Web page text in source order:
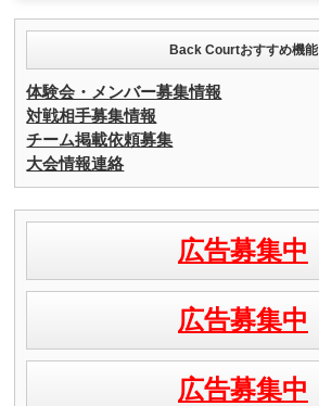
Back Courtおすすめ機能
体験会・メンバー募集情報
対戦相手募集情報
チーム掲載依頼募集
大会情報連絡
広告募集中
広告募集中
広告募集中